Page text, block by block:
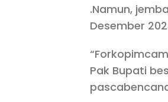
.Namun,
Desember
Pak Bupati